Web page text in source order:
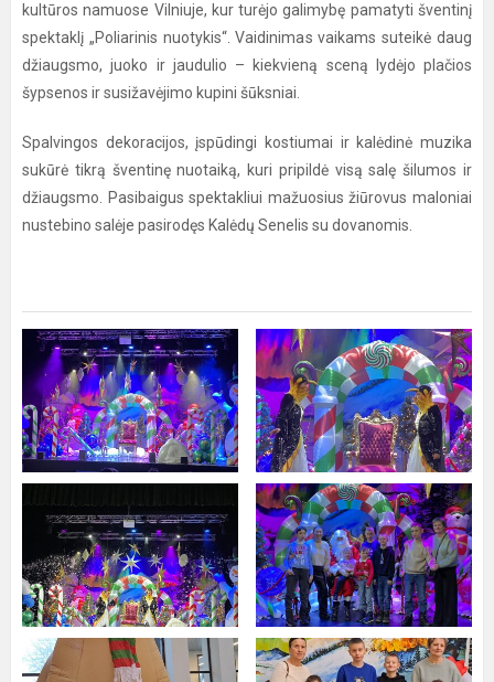
kultūros namuose Vilniuje, kur turėjo galimybę pamatyti šventinį
spektaklį „Poliarinis nuotykis“. Vaidinimas vaikams suteikė daug
džiaugsmo, juoko ir jaudulio – kiekvieną sceną lydėjo plačios
šypsenos ir susižavėjimo kupini šūksniai.
Spalvingos dekoracijos, įspūdingi kostiumai ir kalėdinė muzika
sukūrė tikrą šventinę nuotaiką, kuri pripildė visą salę šilumos ir
džiaugsmo. Pasibaigus spektakliui mažuosius žiūrovus maloniai
nustebino salėje pasirodęs Kalėdų Senelis su dovanomis.